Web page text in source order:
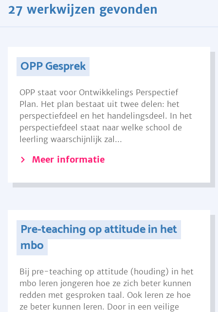
27 werkwijzen gevonden
OPP Gesprek
OPP staat voor Ontwikkelings Perspectief
Plan. Het plan bestaat uit twee delen: het
perspectiefdeel en het handelingsdeel. In het
perspectiefdeel staat naar welke school de
leerling waarschijnlijk zal...
Meer informatie
Pre-teaching op attitude in het
mbo
Bij pre-teaching op attitude (houding) in het
mbo leren jongeren hoe ze zich beter kunnen
redden met gesproken taal. Ook leren ze hoe
ze beter kunnen leren. Door in een veilige